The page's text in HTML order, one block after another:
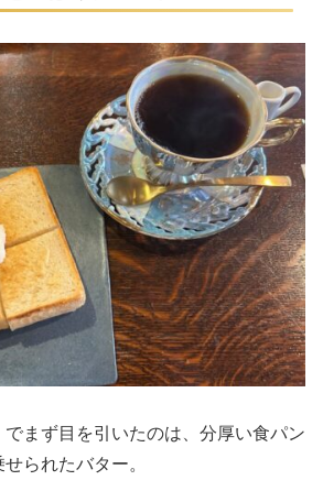
でまず目を引いたのは、分厚い食パン
られたバター。